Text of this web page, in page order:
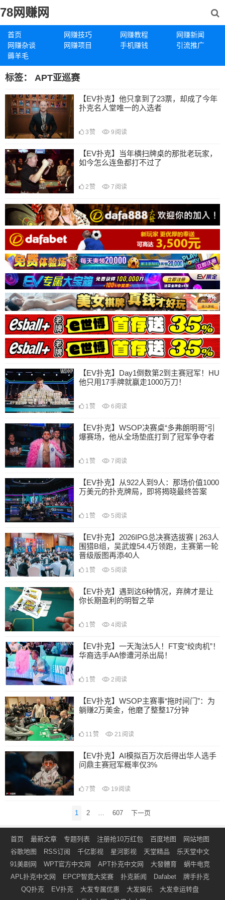
78网赚网
首页 网赚技巧 网赚教程
网赚新闻
网赚杂谈
网赚项目 手机赚钱
引流推广
薅羊毛
标签： APT亚巡赛
【EV扑克】他只拿到了23票，却成了今年
扑克名人堂唯一的入选者
3 赞 9 阅读
【EV扑克】当年横扫牌桌的那批老玩家，
如今怎么连鱼都打不过了
2 赞 7 阅读
【EV扑克】Day1倒数第2到主赛冠军！HU
他只用17手牌就赢走1000万刀！
1 赞 6 阅读
【EV扑克】WSOP决赛桌“多弗朗明哥”引
爆赛场，他从全场垫底打到了冠军争夺者
1 赞 7 阅读
【EV扑克】从922人到9人：那场价值1000
万美元的扑克牌局，即将揭晓最终答案
1 赞 5 阅读
【EV扑克】2026IPG总决赛选拔赛 | 263人
围猎B组，吴武煌54.4万领跑，主赛第一轮
晋级版图再添40人
1 赞 5 阅读
【EV扑克】遇到这6种情况，弃牌才是让
你长期盈利的明智之举
1 赞 4阅读
【EV扑克】一天淘汰5人！FT变“绞肉机”！
华裔选手AA惨遭河杀出局！
1 赞 2 阅读
【EV扑克】WSOP主赛事“拖时间门”：为
躺赚2万美金，他磨了整整17分钟
11 赞 21 阅读
【EV扑克】AI模拟百万次后得出华人选手
问鼎主赛冠军概率仅3%
7 赞 19 阅读
1 2 … 607 下一页
首页 最新文章 专题列表 注册抢10万红包 百度地图
网站地图
谷歌地图
RSS订阅 千亿影视 星河影视 天堂精品
乐天堂中文
91美剧网
WPT官方中文网 APT扑克中文网 大發體育
蜗牛电竞
APL扑克中文网
EPCP智竟大奖赛 扑克新闻 Dafabet
牌手扑克
QQ扑克
EV扑克 大发专属优惠 大发娱乐
大发幸运转盘